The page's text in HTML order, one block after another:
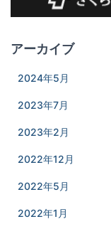
アーカイブ
2024年5月
2023年7月
2023年2月
2022年12月
2022年5月
2022年1月